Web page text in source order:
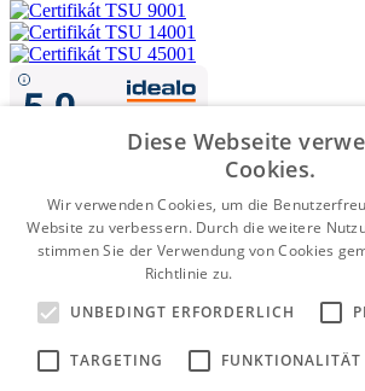
Nachnahme
Vorkasse per Banküberweisung
Kartenzahlung
WWW.PUMPENGERMANY.DE©2026 Alle
Diese Webseite
Cookies.
Wir verwenden Cookies, um die
Website zu verbessern. Durch die weitere
stimmen Sie der Verwendung von Cookies
Richtlinie zu.
UNBEDINGT ERFORDERLICH
TARGETING FUNKTIONALITÄT